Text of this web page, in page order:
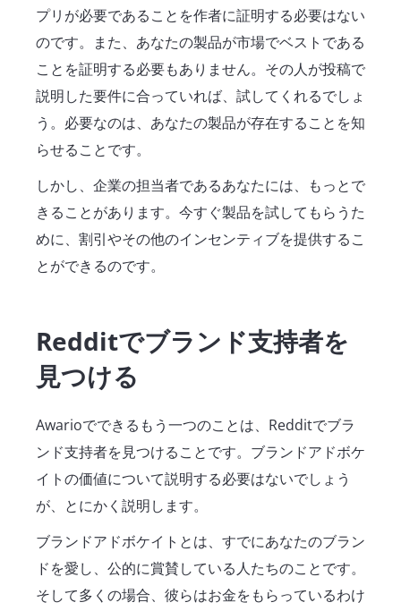
プリが必要であることを作者に証明する必要はない
のです。また、あなたの製品が市場でベストである
ことを証明する必要もありません。その人が投稿で
説明した要件に合っていれば、試してくれるでしょ
う。必要なのは、あなたの製品が存在することを知
らせることです。
しかし、企業の担当者であるあなたには、もっとで
きることがあります。今すぐ製品を試してもらうた
めに、割引やその他のインセンティブを提供するこ
とができるのです。
Redditでブランド支持者を
見つける
Awarioでできるもう一つのことは、Redditでブラ
ンド支持者を見つけることです。ブランドアドボケ
イトの価値について説明する必要はないでしょう
が、とにかく説明します。
ブランドアドボケイトとは、すでにあなたのブラン
ドを愛し、公的に賞賛している人たちのことです。
そして多くの場合、彼らはお金をもらっているわけ